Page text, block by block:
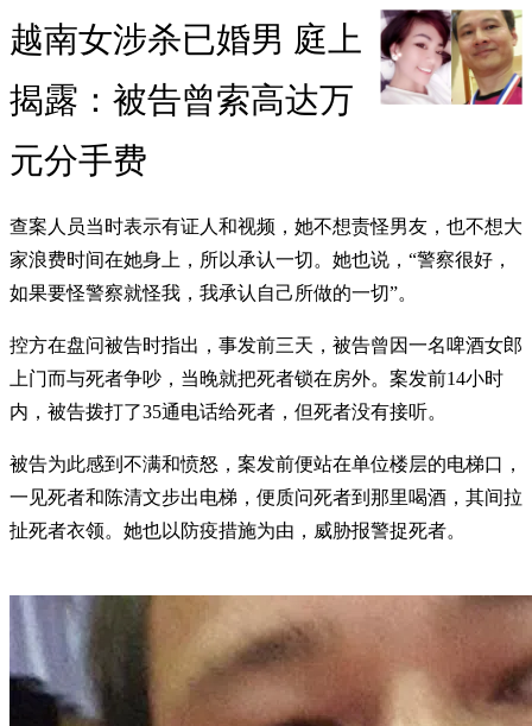
越南女涉杀已婚男 庭上
揭露：被告曾索高达万
元分手费
查案人员当时表示有证人和视频，她不想责怪男友，也不想大
家浪费时间在她身上，所以承认一切。她也说，“警察很好，
如果要怪警察就怪我，我承认自己所做的一切”。
控方在盘问被告时指出，事发前三天，被告曾因一名啤酒女郎
上门而与死者争吵，当晚就把死者锁在房外。案发前14小时
内，被告拨打了35通电话给死者，但死者没有接听。
被告为此感到不满和愤怒，案发前便站在单位楼层的电梯口，
一见死者和陈清文步出电梯，便质问死者到那里喝酒，其间拉
扯死者衣领。她也以防疫措施为由，威胁报警捉死者。